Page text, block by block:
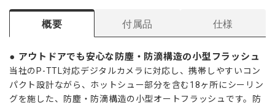
概要 付属品 仕様
アウトドアでも安心な防塵・防滴構造の小型フラッシュ
当社のP-TTL対応デジタルカメラに対応し、携帯しやすいコン
パクト設計ながら、ホットシュー部分を含む18ヶ所にシーリン
グを施した、防塵・防滴構造の小型オートフラッシュです。防